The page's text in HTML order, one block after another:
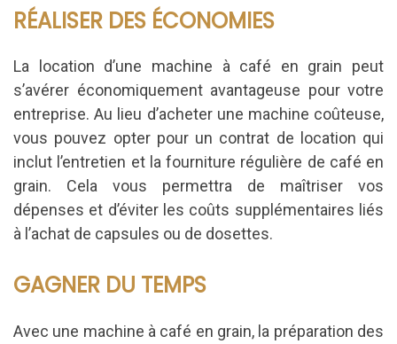
RÉALISER DES ÉCONOMIES
La location d’une machine à café en grain peut
s’avérer économiquement avantageuse pour votre
entreprise. Au lieu d’acheter une machine coûteuse,
vous pouvez opter pour un contrat de location qui
inclut l’entretien et la fourniture régulière de café en
grain. Cela vous permettra de maîtriser vos
dépenses et d’éviter les coûts supplémentaires liés
à l’achat de capsules ou de dosettes.
GAGNER DU TEMPS
Avec une machine à café en grain, la préparation des